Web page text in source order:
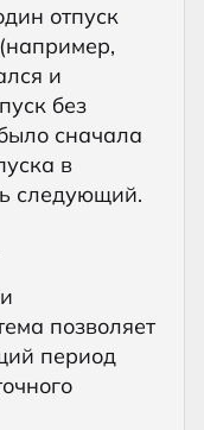
отпуск
и
без
сначала
в
следующий.
позволяет
период